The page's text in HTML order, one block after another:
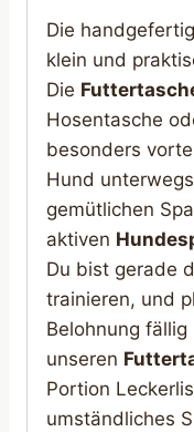
Die
klein und
Die
Hosentasche
besonders
Hund
gemütlichen
aktiven
Du bist gerade
trainieren, und
Belohnung
unseren
Portion
umständliches